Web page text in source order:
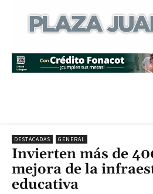
DESTACADAS GENERAL
Invierten más de
mejora de la
educativa